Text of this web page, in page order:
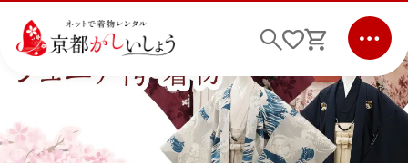
会員登録
キーワード検索